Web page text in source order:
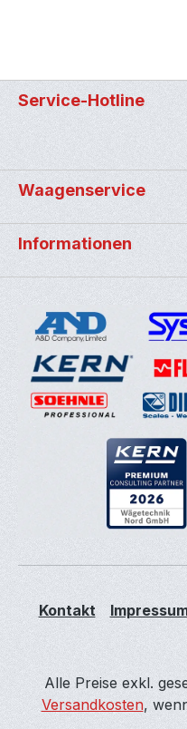
Service-Hotline
Waagenservice
Informationen
Kontakt
Alle Preise exkl.
Versandkosten,